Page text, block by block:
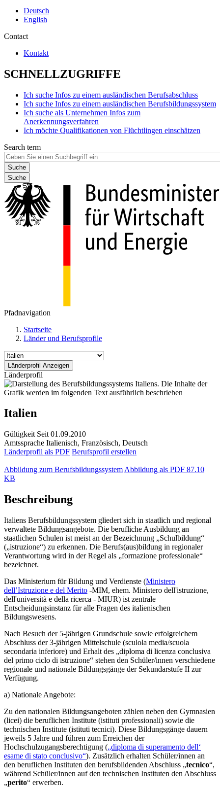
Deutsch
English
Contact
Kontakt
SCHNELLZUGRIFFE
Ich suche Infos zu einem ausländischen Berufsabschluss
Ich suche Infos zu einem ausländischen Berufsbildungssystem
Ich suche als Unternehmen Infos zum
Anerkennungsverfahren
Ich möchte Qualifikationen von Flüchtlingen einschätzen
Search term
Suche
Pfadnavigation
Startseite
Länder und Berufsprofile
Länderprofil
Italien
Gültigkeit Seit 01.09.2010
Amtssprache Italienisch, Französisch, Deutsch
Länderprofil als PDF Berufsprofil erstellen
Abbildung zum Berufsbildungssystem Abbildung als PDF 87.10
KB
Beschreibung
Italiens Berufsbildungssystem gliedert sich in staatlich und regional
verwaltete Bildungsangebote. Die berufliche Ausbildung an
staatlichen Schulen ist meist an der Bezeichnung „Schulbildung“
(„istruzione“) zu erkennen. Die Berufs(aus)bildung in regionaler
Verantwortung wird in der Regel als „formazione professionale“
bezeichnet.
Das Ministerium für Bildung und Verdienste (Ministero
dell’Istruzione e del Merito -MIM, ehem. Ministero dell'istruzione,
dell'università e della ricerca - MIUR) ist zentrale
Entscheidungsinstanz für alle Fragen des italienischen
Bildungswesens.
Nach Besuch der 5-jährigen Grundschule sowie erfolgreichem
Abschluss der 3-jährigen Mittelschule (sculola media/scuola
secondaria inferiore) und Erhalt des „diploma di licenza conclusiva
del primo ciclo di istruzione“ stehen den Schüler/innen verschiedene
regionale und nationale Bildungsgänge der Sekundarstufe II zur
Verfügung.
a) Nationale Angebote:
Zu den nationalen Bildungsangeboten zählen neben den Gymnasien
(licei) die beruflichen Institute (istituti professionali) sowie die
technischen Institute (istituti tecnici). Diese Bildungsgänge dauern
jeweils 5 Jahre und führen zum Erreichen der
Hochschulzugangsberechtigung („diploma di superamento dell‘
esame di stato conclusivo“). Zusätzlich erhalten Schüler/innen an
den beruflichen Instituten den berufsbildenden Abschluss „tecnico“,
während Schüler/innen auf den technischen Instituten den Abschluss
„perito“ erwerben.